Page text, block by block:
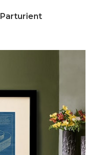
Parturient